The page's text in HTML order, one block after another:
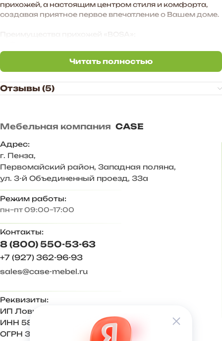
прихожей, а настоящим центром стиля и комфорта,
создавая приятное первое впечатление о Вашем доме.
— Произвольное расположение модулей. Также есть
возможность дополнить комплект новыми модулями в
высоту и ширину.
— Универсальное цветовое сочетание подходит для
большинства интерьеров.
Фасад ЛДСП Белый
Задняя стенка – ХДФ 3 мм
Размер комплекта, мм: 2400х2523х444
Состав комплекта/размер, мм:
Пенал/ 400х2183х444
Шкаф 2-х ств./ 800х2183х444
Тумба/ 1200х457х370
Вешалка/ 1200х1386х370
Антресоль 400/ 400х340х444
Антресоль 600/ 600х340х444 — 4 шт.
Антресоль 800/ 800х340х444
Ответы на частые вопросы:
— Антресоли крепятся к стене на уголок мебельный с
петлями (петли с доводчиками будут только мешать),
механическими толкателями push-to-open,
межсекционными стяжками.
— Регулируемая опора 27 мм, вместо нее можно
использовать подпятники 4 мм.
Читать полностью
Читать полностью
Отзывы (5)
Мебельная компания CASE
Адрес:
г. Пенза,
Первомайский район, Западная поляна,
ул. 3-й Объединенный проезд, 33а
Режим работы:
пн–пт 09:00–17:00
Контакты:
8 (800) 550-53-63
+7 (927) 362-96-93
sales@case-mebel.ru
Реквизиты:
ИП Ловкова Ирина Евгеньевна
ИНН 583409650270
ОГРН 321583500001500